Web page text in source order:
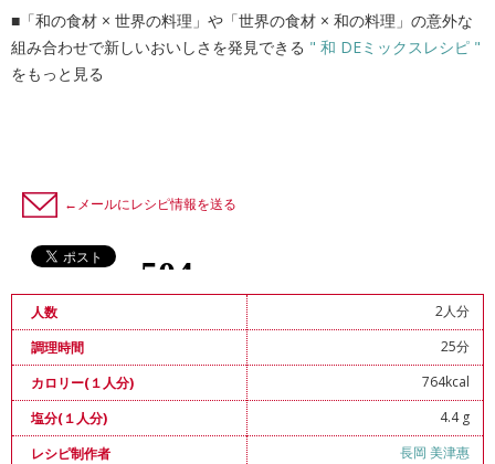
■「和の食材 × 世界の料理」や「世界の食材 × 和の料理」の意外な
組み合わせで新しいおいしさを発見できる " 和 DEミックスレシピ "
をもっと見る
←メールにレシピ情報を送る
人数
2人分
調理時間
25分
カロリー(１人分)
764kcal
塩分(１人分)
4.4 g
レシピ制作者
長岡 美津惠